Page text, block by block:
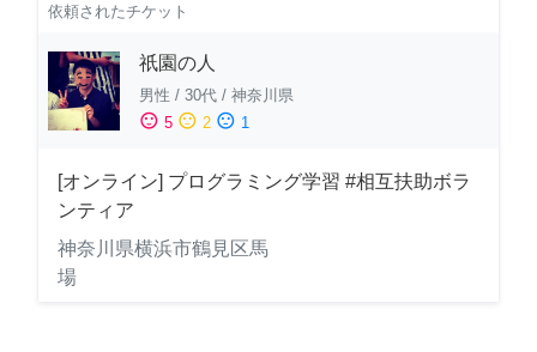
依頼されたチケット
祇園の人
男性 / 30代 / 神奈川県
sentiment_satisfied 5 sentiment_neutral 2 sentiment_dissatisfied 1
[オンライン] プログラミング学習 #相互扶助ボラ
ンティア
神奈川県横浜市鶴見区馬
場